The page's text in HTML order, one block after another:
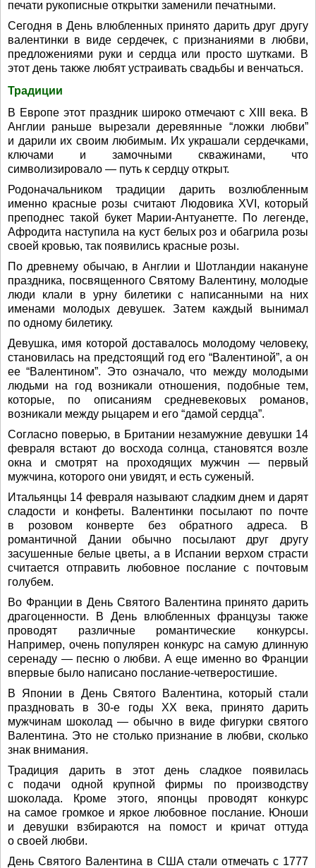
печати рукописные открытки заменили печатными.
Сегодня в День влюбленных принято дарить друг другу
валентинки в виде сердечек, с признаниями в любви,
предложениями руки и сердца или просто шутками. В
этот день также любят устраивать свадьбы и венчаться.
Традиции
В Европе этот праздник широко отмечают с XIII века. В
Англии раньше вырезали деревянные “ложки любви”
и дарили их своим любимым. Их украшали сердечками,
ключами и замочными скважинами, что
символизировало — путь к сердцу открыт.
Родоначальником традиции дарить возлюбленным
именно красные розы считают Людовика XVI, который
преподнес такой букет Марии-Антуанетте. По легенде,
Афродита наступила на куст белых роз и обагрила розы
своей кровью, так появились красные розы.
По древнему обычаю, в Англии и Шотландии накануне
праздника, посвященного Святому Валентину, молодые
люди клали в урну билетики с написанными на них
именами молодых девушек. Затем каждый вынимал
по одному билетику.
Девушка, имя которой доставалось молодому человеку,
становилась на предстоящий год его “Валентиной”, а он
ее “Валентином”. Это означало, что между молодыми
людьми на год возникали отношения, подобные тем,
которые, по описаниям средневековых романов,
возникали между рыцарем и его “дамой сердца”.
Согласно поверью, в Британии незамужние девушки 14
февраля встают до восхода солнца, становятся возле
окна и смотрят на проходящих мужчин — первый
мужчина, которого они увидят, и есть суженый.
Итальянцы 14 февраля называют сладким днем и дарят
сладости и конфеты. Валентинки посылают по почте
в розовом конверте без обратного адреса. В
романтичной Дании обычно посылают друг другу
засушенные белые цветы, а в Испании верхом страсти
считается отправить любовное послание с почтовым
голубем.
Во Франции в День Святого Валентина принято дарить
драгоценности. В День влюбленных французы также
проводят различные романтические конкурсы.
Например, очень популярен конкурс на самую длинную
серенаду — песню о любви. А еще именно во Франции
впервые было написано послание-четверостишие.
В Японии в День Святого Валентина, который стали
праздновать в 30-е годы XX века, принято дарить
мужчинам шоколад — обычно в виде фигурки святого
Валентина. Это не столько признание в любви, сколько
знак внимания.
Традиция дарить в этот день сладкое появилась
с подачи одной крупной фирмы по производству
шоколада. Кроме этого, японцы проводят конкурс
на самое громкое и яркое любовное послание. Юноши
и девушки взбираются на помост и кричат оттуда
о своей любви.
День Святого Валентина в США стали отмечать с 1777